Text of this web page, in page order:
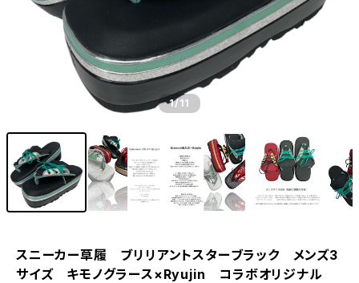
1/11
スニーカー草履 ブリリアントスターブラック メンズ3
サイズ キモノグラース×Ryujin コラボオリジナル